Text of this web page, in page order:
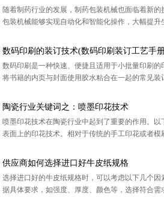
随着制药行业的发展，制药包装机械也面临着新
包装机械能够实现自动化和智能化操作，大幅提升
数码印刷的装订技术(数码印刷装订工艺手
数码印刷是一种快速、便捷且适用于小批量印刷
将书籍的内页与封面使用胶水粘合在一起的常见装
陶瓷行业关键词之：喷墨印花技术
喷墨印花技术在陶瓷行业中起到了重要的作用。
表面上的印花技术。相对于传统的手工印花或者模
供应商如何选择进口好牛皮纸规格
选择进口好的牛皮纸规格时，可以考虑以下几个
据具体要求，如强度、厚度、颜色等，选择符合需